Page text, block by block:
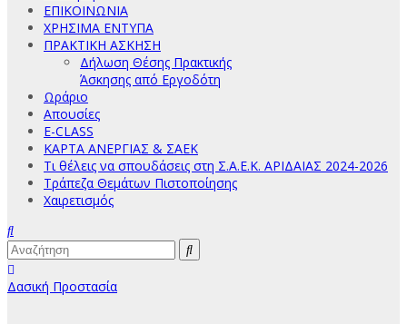
ΕΠΙΚΟΙΝΩΝΙΑ
ΧΡΗΣΙΜΑ ΕΝΤΥΠΑ
ΠΡΑΚΤΙΚΗ ΑΣΚΗΣΗ
Δήλωση Θέσης Πρακτικής
Άσκησης από Εργοδότη
Ωράριο
Απουσίες
E-CLASS
ΚΑΡΤΑ ΑΝΕΡΓΙΑΣ & ΣΑΕΚ
Τι θέλεις να σπουδάσεις στη Σ.Α.Ε.Κ. ΑΡΙΔΑΙΑΣ 2024-2026
Τράπεζα Θεμάτων Πιστοποίησης
Χαιρετισμός
Δασική Προστασία